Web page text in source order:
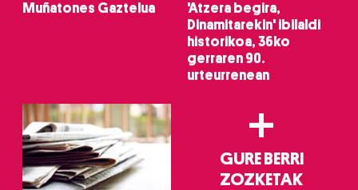
Muñatones Gaztelua
'Atzera begira,
Dinamitarekin' ibilaldi
historikoa, 36ko
gerraren 90.
urteurrenean
+
GURE BERRI
ZOZKETAK